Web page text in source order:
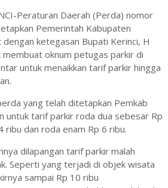
Peraturan Daerah (Perda) nomor
Pemerintah Kabupaten
ketegasan Bupati Kerinci, H
oknum petugas parkir di
untuk menaikkan tarif parkir hingga
yang telah ditetapkan Pemkab
untuk tarif parkir roda dua sebesar Rp
ribu dan roda enam Rp 6 ribu.
dilapangan tarif parkir malah
Seperti yang terjadi di objek wisata
sampai Rp 10 ribu